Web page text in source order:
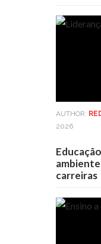
AUTHOR:
2026
carreiras